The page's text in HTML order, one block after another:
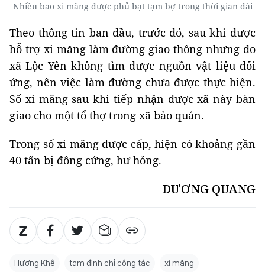
Nhiều bao xi măng được phủ bạt tạm bợ trong thời gian dài
Theo thông tin ban đầu, trước đó, sau khi được
hỗ trợ xi măng làm đường giao thông nhưng do
xã Lộc Yên không tìm được nguồn vật liệu đối
ứng, nên việc làm đường chưa được thực hiện.
Số xi măng sau khi tiếp nhận được xã này bàn
giao cho một tổ thợ trong xã bảo quản.
Trong số xi măng được cấp, hiện có khoảng gần
40 tấn bị đông cứng, hư hỏng.
DƯƠNG QUANG
Hương Khê tạm đình chỉ công tác xi măng